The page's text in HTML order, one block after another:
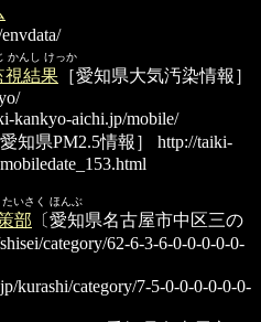
かんし けっか
視結果 ［愛知県大気汚染情報］
kankyo-aichi.jp/mobile/
愛知県PM2.5情報］
http://taiki-
いさく ほんぶ
部 〔愛知県名古屋市中区三の
category/62-6-3-6-0-0-0-0-0-
kurashi/category/7-5-0-0-0-0-0-0-